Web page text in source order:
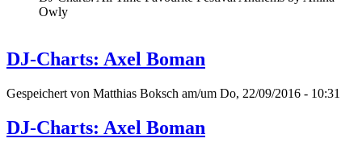
Owly
DJ-Charts: Axel Boman
Gespeichert von Matthias Boksch am/um Do, 22/09/2016 - 10:31
DJ-Charts: Axel Boman